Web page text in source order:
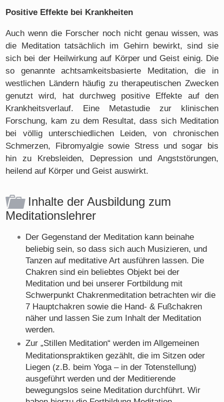
Positive Effekte bei Krankheiten
Auch wenn die Forscher noch nicht genau wissen, was
die Meditation tatsächlich im Gehirn bewirkt, sind sie
sich bei der Heilwirkung auf Körper und Geist einig. Die
so genannte achtsamkeitsbasierte Meditation, die in
westlichen Ländern häufig zu therapeutischen Zwecken
genutzt wird, hat durchweg positive Effekte auf den
Krankheitsverlauf. Eine Metastudie zur klinischen
Forschung, kam zu dem Resultat, dass sich Meditation
bei völlig unterschiedlichen Leiden, von chronischen
Schmerzen, Fibromyalgie sowie Stress und sogar bis
hin zu Krebsleiden, Depression und Angststörungen,
heilend auf Körper und Geist auswirkt.
Inhalte der Ausbildung zum
Meditationslehrer
Der Gegenstand der Meditation kann beinahe
beliebig sein, so dass sich auch Musizieren, und
Tanzen auf meditative Art ausführen lassen. Die
Chakren sind ein beliebtes Objekt bei der
Meditation und bei unserer Fortbildung mit
Schwerpunkt Chakrenmeditation betrachten wir die
7 Hauptchakren sowie die Hand- & Fußchakren
näher und lassen Sie zum Inhalt der Meditation
werden.
Zur „Stillen Meditation“ werden im Allgemeinen
Meditationspraktiken gezählt, die im Sitzen oder
Liegen (z.B. beim Yoga – in der Totenstellung)
ausgeführt werden und der Meditierende
bewegungslos seine Meditation durchführt. Wir